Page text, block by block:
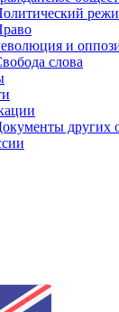
и
слова
других